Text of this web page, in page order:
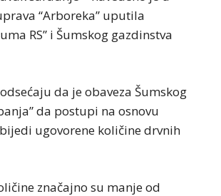
“Arboreka” uputila
RS” i Šumskog gazdinstva
da je obaveza Šumskog
da postupi na osnovu
ugovorene količine drvnih
značajno su manje od